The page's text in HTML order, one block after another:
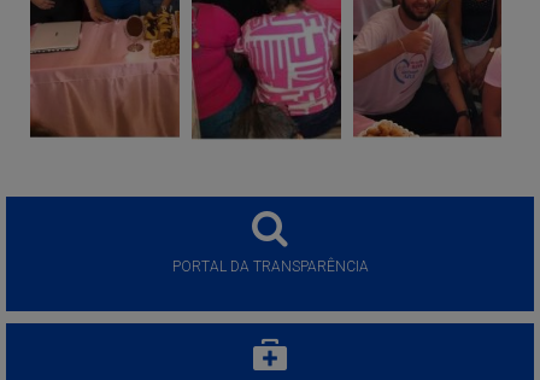
PORTAL DA TRANSPARÊNCIA